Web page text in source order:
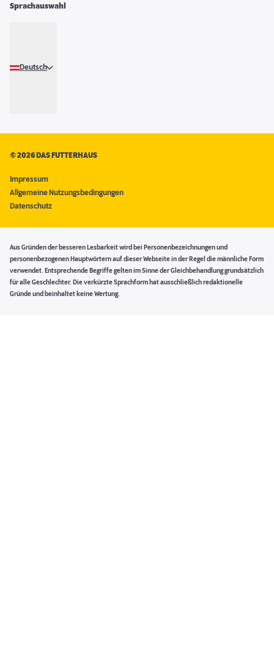
Sprachauswahl
Deutsch
©2026 DAS FUTTERHAUS
Impressum
Allgemeine Nutzungsbedingungen
Datenschutz
Aus Gründen der besseren Lesbarkeit wird bei Personenbezeichnungen und
personenbezogenen Hauptwörtern auf dieser Webseite in der Regel die männliche Form
verwendet. Entsprechende Begriffe gelten im Sinne der Gleichbehandlung grundsätzlich
für alle Geschlechter. Die verkürzte Sprachform hat ausschließlich redaktionelle
Gründe und beinhaltet keine Wertung.